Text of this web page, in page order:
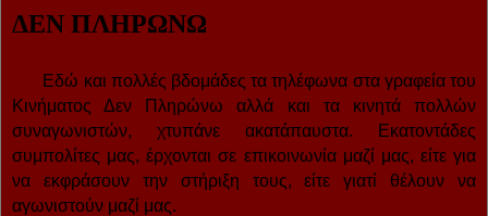
ΔΕΝ ΠΛΗΡΩΝΩ
Εδώ και πολλές βδομάδες τα τηλέφωνα στα γραφεία του
Κινήματος Δεν Πληρώνω αλλά και τα κινητά πολλών
συναγωνιστών, χτυπάνε ακατάπαυστα. Εκατοντάδες
συμπολίτες μας, έρχονται σε επικοινωνία μαζί μας, είτε για
να εκφράσουν την στήριξη τους, είτε γιατί θέλουν να
αγωνιστούν μαζί μας.